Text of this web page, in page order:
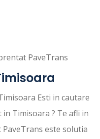
PaveTrans
Esti in cautare
Timisoara ? Te afli in
este solutia